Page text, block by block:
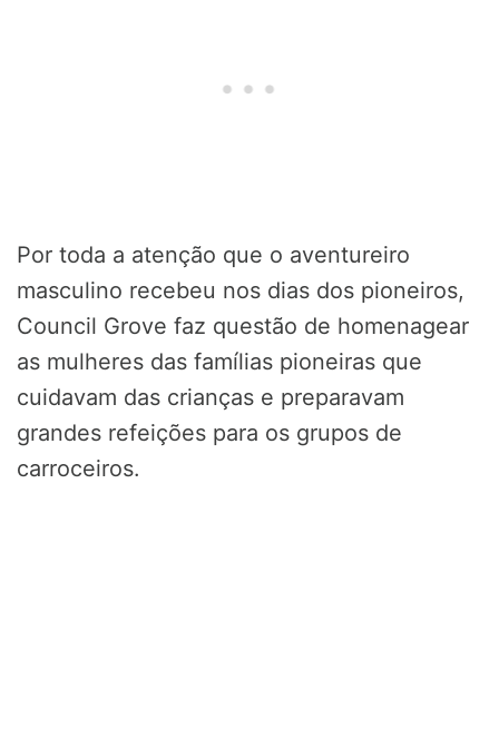
Por toda a atenção que o aventureiro
masculino recebeu nos dias dos pioneiros,
Council Grove faz questão de homenagear
as mulheres das famílias pioneiras que
cuidavam das crianças e preparavam
grandes refeições para os grupos de
carroceiros.